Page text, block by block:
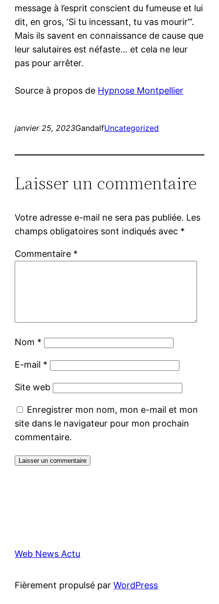
message à l’esprit conscient du fumeuse et lui
dit, en gros, ‘Si tu incessant, tu vas mourir’”.
Mais ils savent en connaissance de cause que
leur salutaires est néfaste… et cela ne leur
pas pour arrêter.
Source à propos de Hypnose Montpellier
janvier 25, 2023GandalfUncategorized
Laisser un commentaire
Votre adresse e-mail ne sera pas publiée. Les
champs obligatoires sont indiqués avec *
Commentaire *
Nom *
E-mail *
Site web
Enregistrer mon nom, mon e-mail et mon
site dans le navigateur pour mon prochain
commentaire.
Web News Actu
Fièrement propulsé parWordPress